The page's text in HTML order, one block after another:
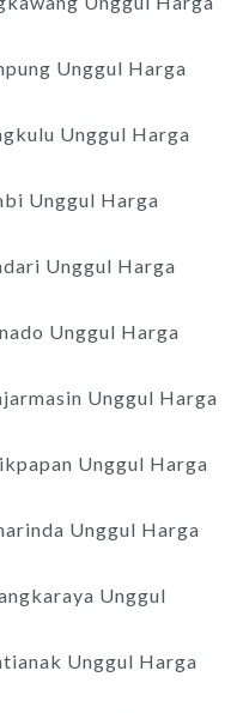
Unggul Harga
Unggul Harga
Unggul Harga
Unggul Harga
Unggul Harga
Unggul Harga
Unggul Harga
Unggul Harga
Unggul
Unggul Harga